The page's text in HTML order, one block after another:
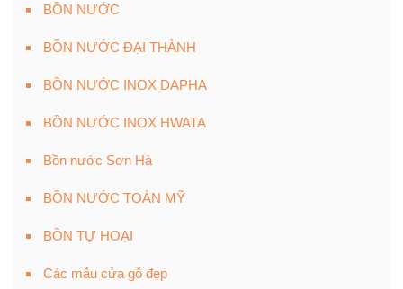
BỒN NƯỚC
BỒN NƯỚC ĐẠI THÀNH
BỒN NƯỚC INOX DAPHA
BỒN NƯỚC INOX HWATA
Bồn nước Sơn Hà
BỒN NƯỚC TOÀN MỸ
BỒN TỰ HOẠI
Các mẫu cửa gỗ đẹp